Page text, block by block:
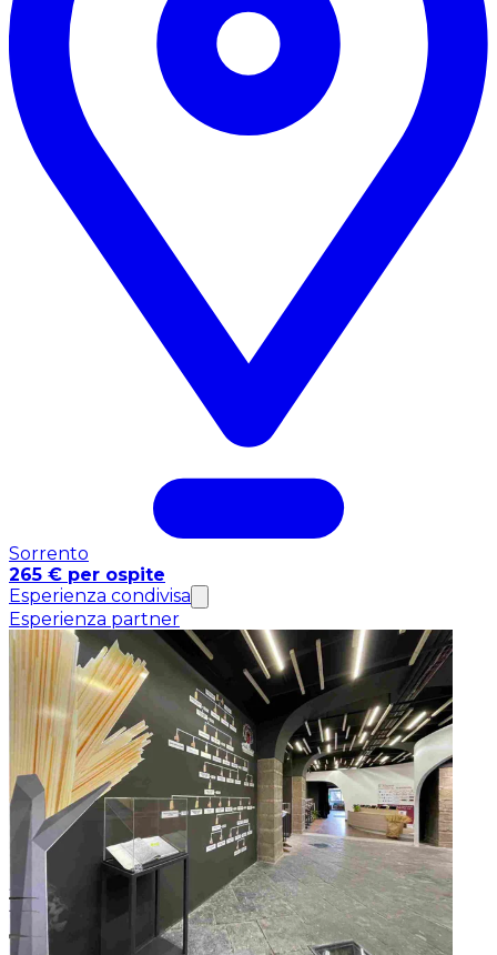
Sorrento
265 € per ospite
Esperienza condivisa
Esperienza partner